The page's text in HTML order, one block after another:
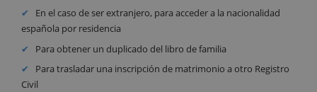
En el caso de ser extranjero, para acceder a la nacionalidad
española por residencia
Para obtener un duplicado del libro de familia
Para trasladar una inscripción de matrimonio a otro Registro
Civil